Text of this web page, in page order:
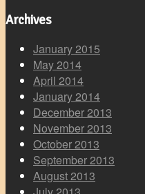
Archives
January 2015
May 2014
April 2014
January 2014
December 2013
November 2013
October 2013
September 2013
August 2013